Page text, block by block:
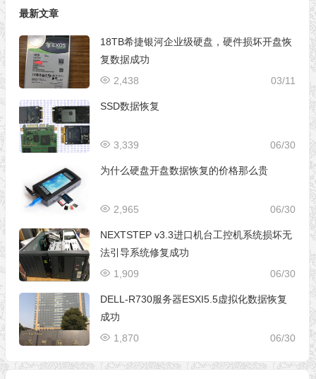
最新文章
18TB希捷银河企业级硬盘，硬件损坏开盘恢
复数据成功
03/11
2,438
SSD数据恢复
06/30
3,339
为什么硬盘开盘数据恢复的价格那么贵
06/30
2,965
NEXTSTEP v3.3进口机台工控机系统损坏无
法引导系统修复成功
06/30
1,909
DELL-R730服务器ESXI5.5虚拟化数据恢复
成功
06/30
1,870